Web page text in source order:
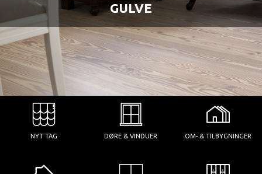
GULVE
NYT TAG DØRE & VINDUER OM- & TILBYGNINGER